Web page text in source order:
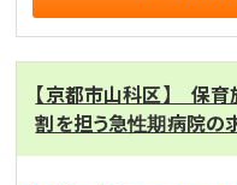
【京都市山科区】 保
割を担う急性期病院